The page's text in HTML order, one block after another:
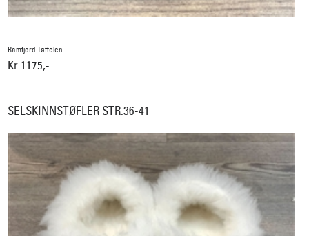
Ramfjord Tøffelen
Kr 1175,-
SELSKINNSTØFLER STR.36-41